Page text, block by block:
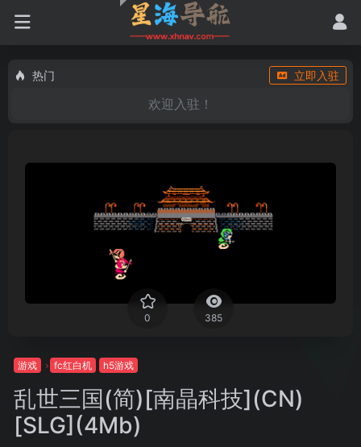
热门 立即入驻
欢迎入驻！
0 385
游戏 fc红白机 h5游戏
乱世三国(简)[南晶科技](CN)
[SLG](4Mb)